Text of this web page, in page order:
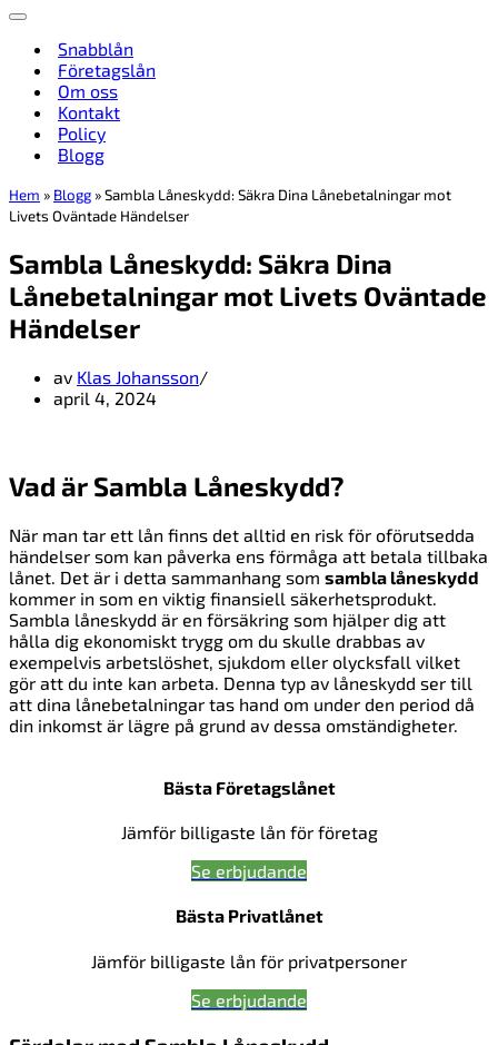
Navigeringsmeny
Snabblån
Företagslån
Om oss
Kontakt
Policy
Blogg
Hem » Blogg »Sambla Låneskydd: Säkra Dina Lånebetalningar mot
Livets Oväntade Händelser
Sambla Låneskydd: Säkra Dina
Lånebetalningar mot Livets Oväntade
Händelser
av Klas Johansson
april 4, 2024
Vad är Sambla Låneskydd?
När man tar ett lån finns det alltid en risk för oförutsedda
händelser som kan påverka ens förmåga att betala tillbaka
lånet. Det är i detta sammanhang som sambla låneskydd
kommer in som en viktig finansiell säkerhetsprodukt.
Sambla låneskydd är en försäkring som hjälper dig att
hålla dig ekonomiskt trygg om du skulle drabbas av
exempelvis arbetslöshet, sjukdom eller olycksfall vilket
gör att du inte kan arbeta. Denna typ av låneskydd ser till
att dina lånebetalningar tas hand om under den period då
din inkomst är lägre på grund av dessa omständigheter.
Bästa Företagslånet
Jämför billigaste lån för företag
Se erbjudande
Bästa Privatlånet
Jämför billigaste lån för privatpersoner
Se erbjudande